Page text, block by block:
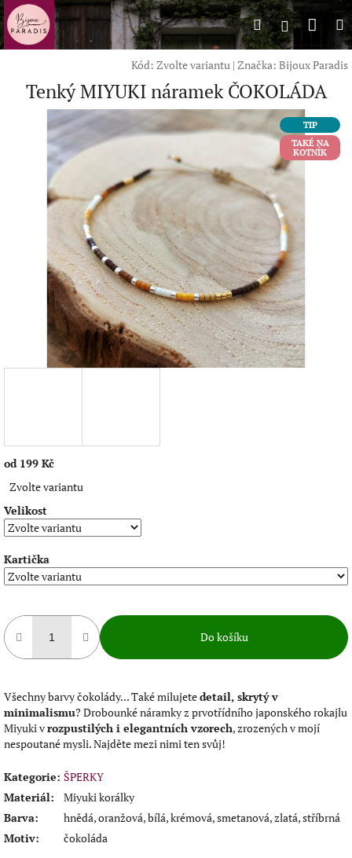
Přejít
na
obsah
HledatPřihlášení
Kód: Zvolte variantu | Značka: Bijoux Paradis
Tenký MIYUKI náramek ČOKOLÁDA
TIP
TAKÉ NA
KOTNÍK
od 199 Kč
cena:
Zvolte variantu
Velikost
Kartička
Do košíku
Všechny barvy čokolády...Také milujetedetail, skrytý v
minimalismu? Drobounké náramky z prvotřídního japonského rokajlu
Miyuki vrozpustilých i elegantních vzorech, zrozených v mojí
nespoutané mysli. Najděte mezi nimi ten svůj!
Kategorie: ŠPERKY
Materiál:
Miyuki korálky
Barva:
hnědá, oranžová, bílá, krémová, smetanová, zlatá, stříbrná
Motiv: čokoláda